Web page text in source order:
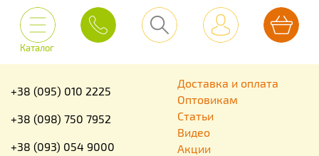
Каталог
+38 (095) 010 2225
+38 (098) 750 7952
+38 (093) 054 9000
Доставка и оплата
Оптовикам
Статьи
Видео
Акции